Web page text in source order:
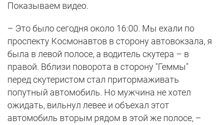
Показываем видео.
– Это было сегодня около 16:00. Мы ехали по
проспекту Космонавтов в сторону автовокзала, я
была в левой полосе, а водитель скутера – в
правой. Вблизи поворота в сторону "Геммы"
перед скутеристом стал притормаживать
попутный автомобиль. Но мужчина не хотел
ожидать, вильнул левее и объехал этот
автомобиль вторым рядом в этой же полосе, –